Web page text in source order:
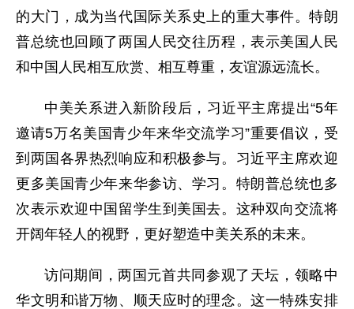
的大门，成为当代国际关系史上的重大事件。特朗
普总统也回顾了两国人民交往历程，表示美国人民
和中国人民相互欣赏、相互尊重，友谊源远流长。
中美关系进入新阶段后，习近平主席提出“5年
邀请5万名美国青少年来华交流学习”重要倡议，受
到两国各界热烈响应和积极参与。习近平主席欢迎
更多美国青少年来华参访、学习。特朗普总统也多
次表示欢迎中国留学生到美国去。这种双向交流将
开阔年轻人的视野，更好塑造中美关系的未来。
访问期间，两国元首共同参观了天坛，领略中
华文明和谐万物、顺天应时的理念。这一特殊安排